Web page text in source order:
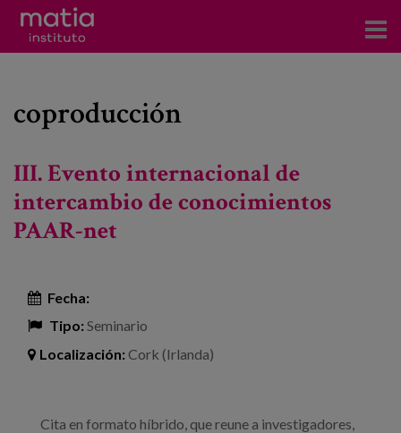
Investigación
Participación en foros
Consultoría
Noticias
coproducción
III. Evento internacional de
intercambio de conocimientos
PAAR-net
Fecha:
Tipo:Seminario
Localización:Cork (Irlanda)
Cita en formato híbrido, que reune a investigadores,